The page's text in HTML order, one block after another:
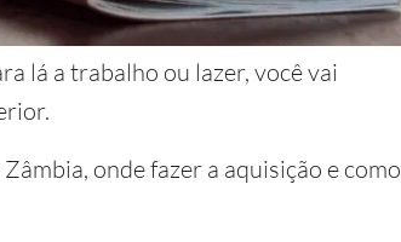
lá a trabalho ou lazer, você vai
onde fazer a aquisição e como